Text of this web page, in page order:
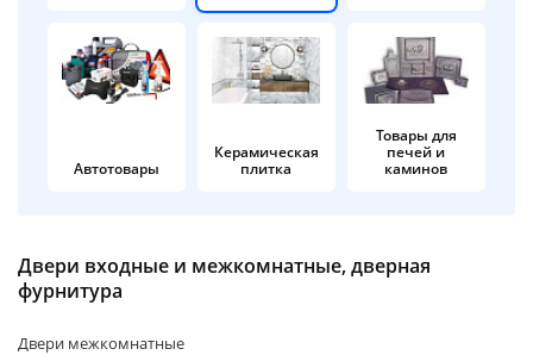
Автотовары
Керамическая
плитка
Товары для
печей и
каминов
Двери входные и межкомнатные, дверная
фурнитура
Двери межкомнатные
недели